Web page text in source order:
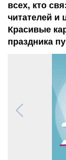
всех, кто
читателей и
Красивые
праздника